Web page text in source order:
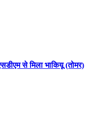
से मिला भाकियू (तोमर)